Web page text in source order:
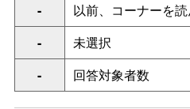
-
以前、コーナーを
-
未選択
-
回答対象者数